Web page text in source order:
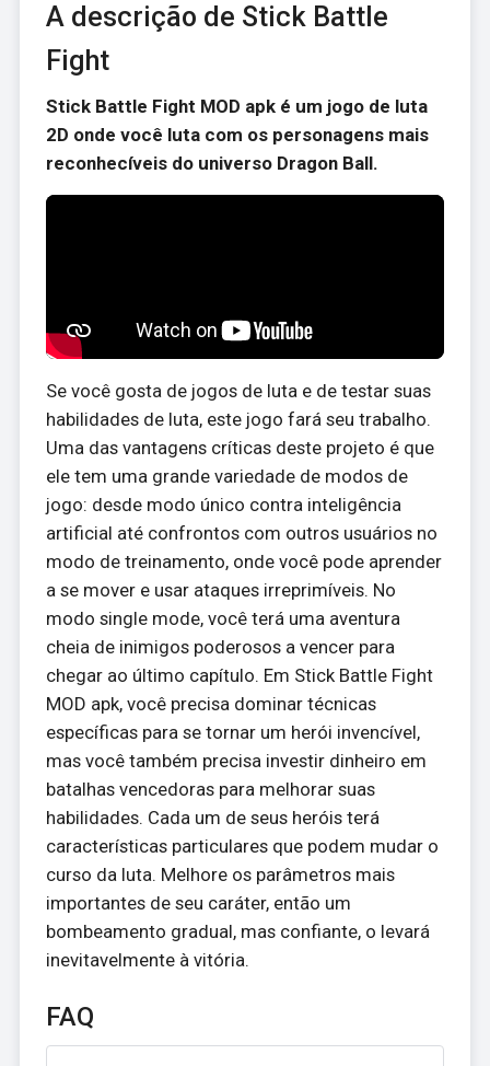
A descrição de Stick Battle
Fight
Stick Battle Fight MOD apk é um jogo de luta
2D onde você luta com os personagens mais
reconhecíveis do universo Dragon Ball.
Se você gosta de jogos de luta e de testar suas
habilidades de luta, este jogo fará seu trabalho.
Uma das vantagens críticas deste projeto é que
ele tem uma grande variedade de modos de
jogo: desde modo único contra inteligência
artificial até confrontos com outros usuários no
modo de treinamento, onde você pode aprender
a se mover e usar ataques irreprimíveis. No
modo single mode, você terá uma aventura
cheia de inimigos poderosos a vencer para
chegar ao último capítulo. Em Stick Battle Fight
MOD apk, você precisa dominar técnicas
específicas para se tornar um herói invencível,
mas você também precisa investir dinheiro em
batalhas vencedoras para melhorar suas
habilidades. Cada um de seus heróis terá
características particulares que podem mudar o
curso da luta. Melhore os parâmetros mais
importantes de seu caráter, então um
bombeamento gradual, mas confiante, o levará
inevitavelmente à vitória.
FAQ